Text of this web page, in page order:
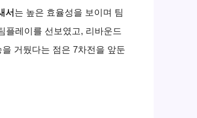
서 는 높은 효율성을 보이며 팀
플레이를 선보였고, 리바운드
거뒀다는 점은 7차전을 앞둔